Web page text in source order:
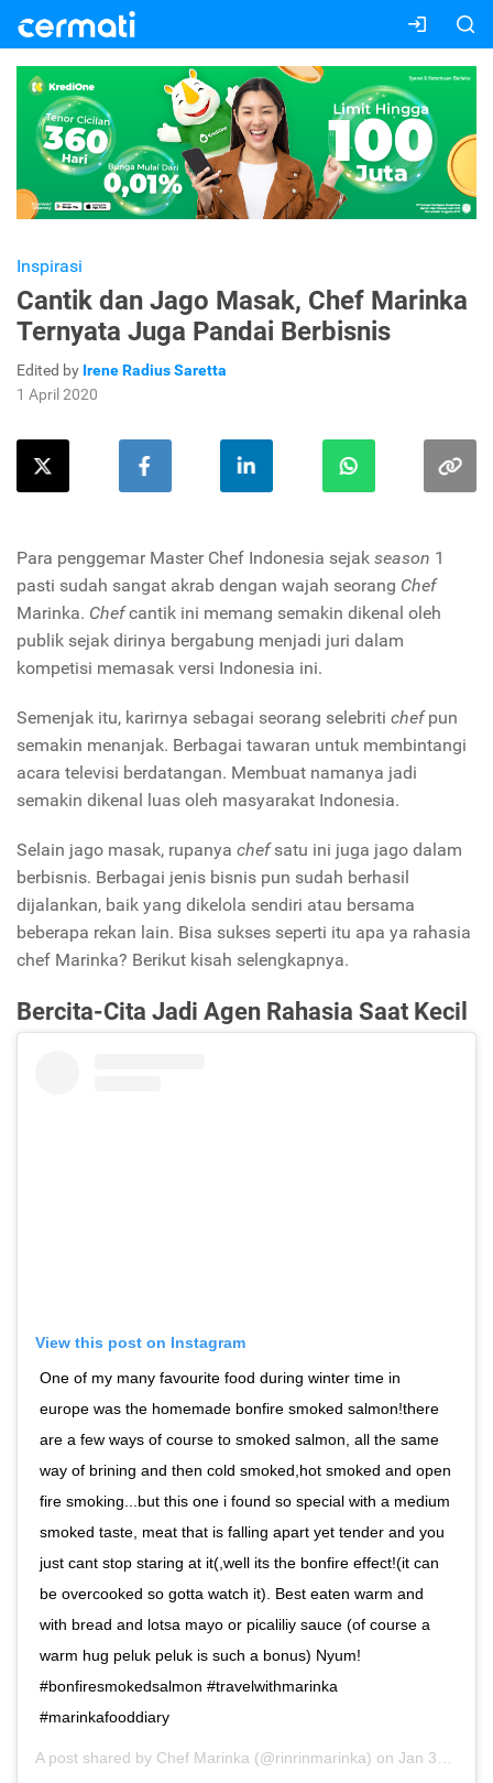
Inspirasi
Cantik dan Jago Masak, Chef Marinka
Ternyata Juga Pandai Berbisnis
Edited by Irene Radius Saretta
1 April 2020
Para penggemar Master Chef Indonesia sejak season 1
pasti sudah sangat akrab dengan wajah seorang Chef
Marinka. Chefcantik ini memang semakin dikenal oleh
publik sejak dirinya bergabung menjadi juri dalam
kompetisi memasak versi Indonesia ini.
Semenjak itu, karirnya sebagai seorang selebriti chefpun
semakin menanjak. Berbagai tawaran untuk membintangi
acara televisi berdatangan. Membuat namanya jadi
semakin dikenal luas oleh masyarakat Indonesia.
Selain jago masak, rupanya chefsatu ini juga jago dalam
berbisnis. Berbagai jenis bisnis pun sudah berhasil
dijalankan, baik yang dikelola sendiri atau bersama
beberapa rekan lain. Bisa sukses seperti itu apa ya rahasia
chef Marinka? Berikut kisah selengkapnya.
Bercita-Cita Jadi Agen Rahasia Saat Kecil
View this post on Instagram
One of my many favourite food during winter time in
europe was the homemade bonfire smoked salmon!there
are a few ways of course to smoked salmon, all the same
way of brining and then cold smoked,hot smoked and open
fire smoking...but this one i found so special with a medium
smoked taste, meat that is falling apart yet tender and you
just cant stop staring at it(,well its the bonfire effect!(it can
be overcooked so gotta watch it). Best eaten warm and
with bread and lotsa mayo or picaliliy sauce (of course a
warm hug peluk peluk is such a bonus) Nyum!
#bonfiresmokedsalmon #travelwithmarinka
#marinkafooddiary
A post shared by Chef Marinka (@rinrinmarinka) on Jan 31, 2020 at 1:56am PST